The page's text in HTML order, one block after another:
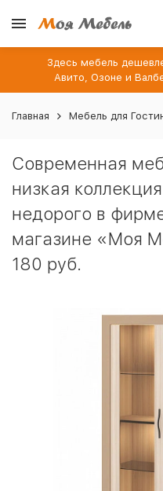
Здесь мебель
Авито, Озоне и
Главная Мебель для
Современная
низкая
недорого в
магазине «Моя
180 руб.